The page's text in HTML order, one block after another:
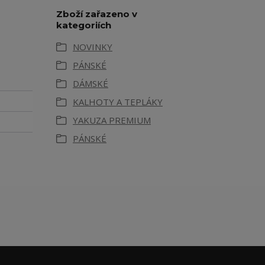
Zboží zařazeno v
kategoriích
NOVINKY
PÁNSKÉ
DÁMSKÉ
KALHOTY A TEPLÁKY
YAKUZA PREMIUM
PÁNSKÉ